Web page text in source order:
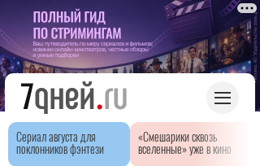
Сериал августа для
поклонников фэнтези
«Смешарики сквозь
вселенные» уже в кино